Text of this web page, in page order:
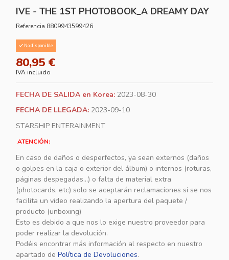
IVE - THE 1ST PHOTOBOOK_A DREAMY DAY
Referencia 8809943599426
No disponible
80,95 €
IVA incluido
FECHA DE SALIDA en Korea: 2023-08-30
FECHA DE LLEGADA: 2023-09-10
STARSHIP ENTERAINMENT
ATENCIÓN:
En caso de daños o desperfectos, ya sean externos (daños
o golpes en la caja o exterior del álbum) o internos (roturas,
páginas despegadas...) o falta de material extra
(photocards, etc) solo se aceptarán reclamaciones si se nos
facilita un video realizando la apertura del paquete /
producto (unboxing)
Esto es debido a que nos lo exige nuestro proveedor para
poder realizar la devolución.
Podéis encontrar más información al respecto en nuestro
apartado de Política de Devoluciones.